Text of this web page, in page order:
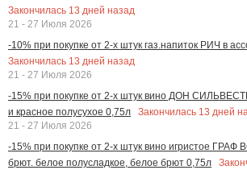
Закончилась 13 дней назад
21 - 27 Июля 2026
-10% при покупке от 2-х штук газ.напиток РИЧ в
Закончилась 13 дней назад
21 - 27 Июля 2026
-15% при покупке от 2-х штук вино ДОН
и красное полусухое 0,75л
Закончилась 13 дней
21 - 27 Июля 2026
-15% при покупке от 2-х штук вино игристое
брют. белое полусладкое, белое брют 0,75л